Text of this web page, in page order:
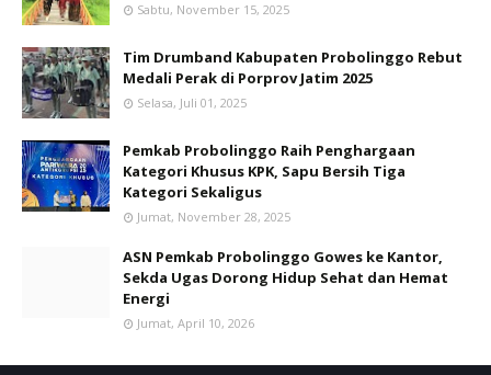
Sabtu, November 15, 2025
Tim Drumband Kabupaten Probolinggo Rebut
Medali Perak di Porprov Jatim 2025
Selasa, Juli 01, 2025
Pemkab Probolinggo Raih Penghargaan
Kategori Khusus KPK, Sapu Bersih Tiga
Kategori Sekaligus
Jumat, November 28, 2025
ASN Pemkab Probolinggo Gowes ke Kantor,
Sekda Ugas Dorong Hidup Sehat dan Hemat
Energi
Jumat, April 10, 2026